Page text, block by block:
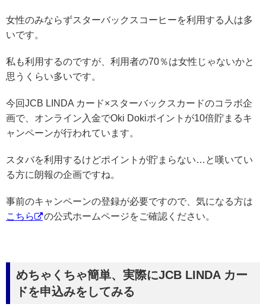
女性のみならずスターバックスコーヒーを利用する人は多
いです。
私も利用するのですが、利用者の70％は女性じゃないかと
思うくらい多いです。
今回JCB LINDA カード×スターバックスカードのコラボ企
画で、オンライン入金でOki Dokiポイントが10倍貯まるキ
ャンペーンが行われています。
スタバを利用するけどポイントが貯まらない…と嘆いてい
る方に朗報の企画ですね。
事前のキャンペーンの登録が必要ですので、気になる方は
こちら
の公式ホームページをご確認ください。
めちゃくちゃ簡単、実際にJCB LINDA カー
ドを申込みをしてみる